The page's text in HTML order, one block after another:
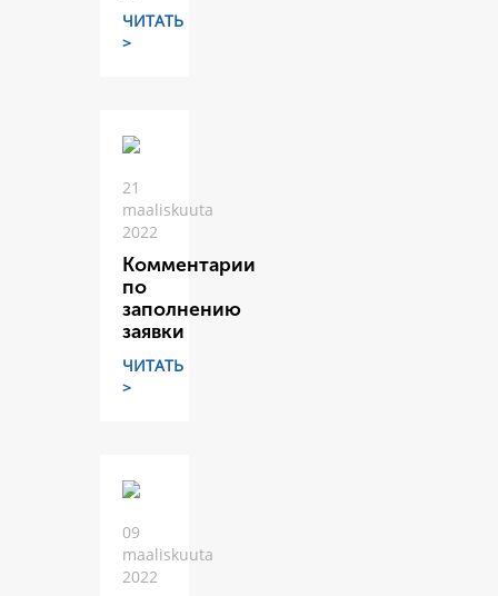
ЧИТАТЬ
>
21
maaliskuuta
2022
Комментарии
по
заполнению
заявки
ЧИТАТЬ
>
09
maaliskuuta
2022